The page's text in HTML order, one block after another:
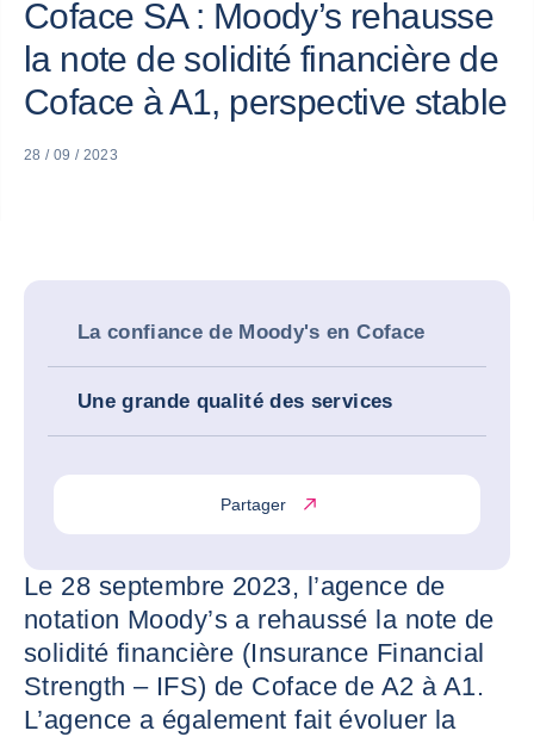
Coface SA : Moody’s rehausse
la note de solidité financière de
Coface à A1, perspective stable
28 / 09 / 2023
La confiance de Moody's en Coface
Une grande qualité des services
Partager
Le 28 septembre 2023, l’agence de
notation Moody’s a rehaussé la note de
solidité financière (Insurance Financial
Strength – IFS) de Coface de A2 à A1.
L’agence a également fait évoluer la